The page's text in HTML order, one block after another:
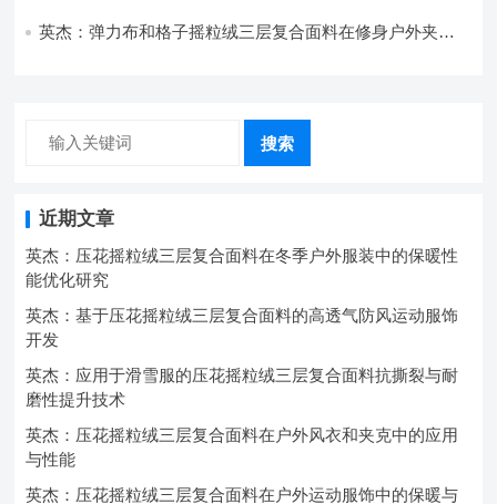
英杰：弹力布和格子摇粒绒三层复合面料在修身户外夹克
搜索
近期文章
英杰：压花摇粒绒三层复合面料在冬季户外服装中的保暖性
能优化研究
英杰：基于压花摇粒绒三层复合面料的高透气防风运动服饰
开发
英杰：应用于滑雪服的压花摇粒绒三层复合面料抗撕裂与耐
磨性提升技术
英杰：压花摇粒绒三层复合面料在户外风衣和夹克中的应用
与性能
英杰：压花摇粒绒三层复合面料在户外运动服饰中的保暖与